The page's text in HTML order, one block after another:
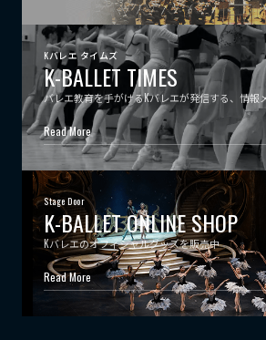
Kバレエ タイムズ
K-BALLET TIMES
バレエ教育を手がけるKバレエが発信する、情報
Read More
Stage Door
K-BALLET ONLINE SHOP
Kバレエのオフィシャルグッズを販売中
Read More